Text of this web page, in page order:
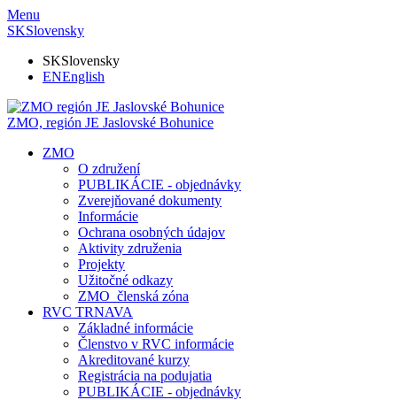
Menu
SKSlovensky
SKSlovensky
ENEnglish
ZMO, región JE Jaslovské Bohunice
ZMO
O združení
PUBLIKÁCIE - objednávky
Zverejňované dokumenty
Informácie
Ochrana osobných údajov
Aktivity združenia
Projekty
Užitočné odkazy
ZMO_členská zóna
RVC TRNAVA
Základné informácie
Členstvo v RVC informácie
Akreditované kurzy
Registrácia na podujatia
PUBLIKÁCIE - objednávky